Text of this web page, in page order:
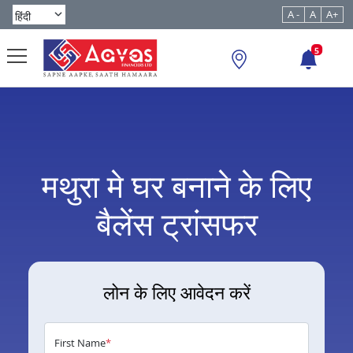
A - A A+
5
मथुरा मे घर बनाने के लिए
बैलेंस ट्रांसफर
लोन के लिए आवेदन करें
First Name*